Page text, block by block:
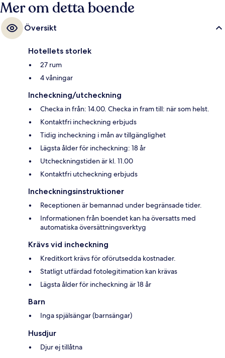
Mer om detta boende
Översikt
Hotellets storlek
27 rum
4 våningar
Incheckning/utcheckning
Checka in från: 14.00. Checka in fram till: när som helst.
Kontaktfri incheckning erbjuds
Tidig incheckning i mån av tillgänglighet
Lägsta ålder för incheckning: 18 år
Utcheckningstiden är kl. 11.00
Kontaktfri utcheckning erbjuds
Incheckningsinstruktioner
Receptionen är bemannad under begränsade tider.
Informationen från boendet kan ha översatts med
automatiska översättningsverktyg
Krävs vid incheckning
Kreditkort krävs för oförutsedda kostnader.
Statligt utfärdad fotolegitimation kan krävas
Lägsta ålder för incheckning är 18 år
Barn
Inga spjälsängar (barnsängar)
Husdjur
Djur ej tillåtna